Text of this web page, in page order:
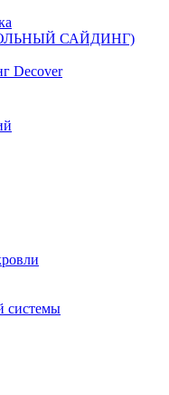
САЙДИНГ)
Decover
системы